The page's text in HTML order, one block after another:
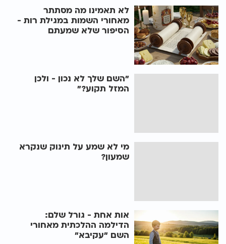
לא תאמינו מה מסתתר
מאחורי השמות במגילת רות -
הסיפור שלא שמעתם
"השם שלך לא נכון - ולכן
המזל תקוע?"
מי לא שמע על תינוק שנקרא
שמעון?
אות אחת - גורל שלם:
הדילמה ההלכתית מאחורי
השם "עקיבא"